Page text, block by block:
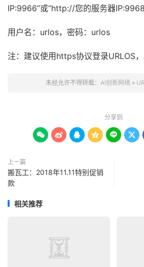
IP:9966”或“http://您的服务器
用户名：urlos，密码：urlos
注：建议使用https协议登录URLOS，
未经允许不得转载： AI创新网络 »
分享到
     
上一篇
搬瓦工：2018年11.11特别促销
款
相关推荐